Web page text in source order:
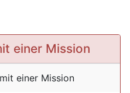
einer Mission
einer Mission